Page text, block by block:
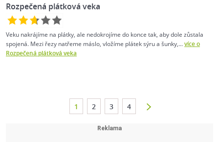
Rozpečená plátková veka
Veku nakrájíme na plátky, ale nedokrojíme do konce tak, aby dole zůstala
spojená. Mezi řezy natřeme máslo, vložíme plátek sýru a šunky,...více o
Rozpečená plátková veka
1 2 3 4